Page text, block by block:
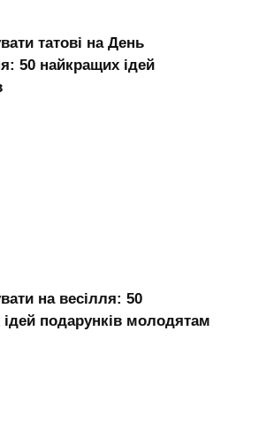
татові на День
50 найкращих ідей
на весілля: 50
подарунків молодятам